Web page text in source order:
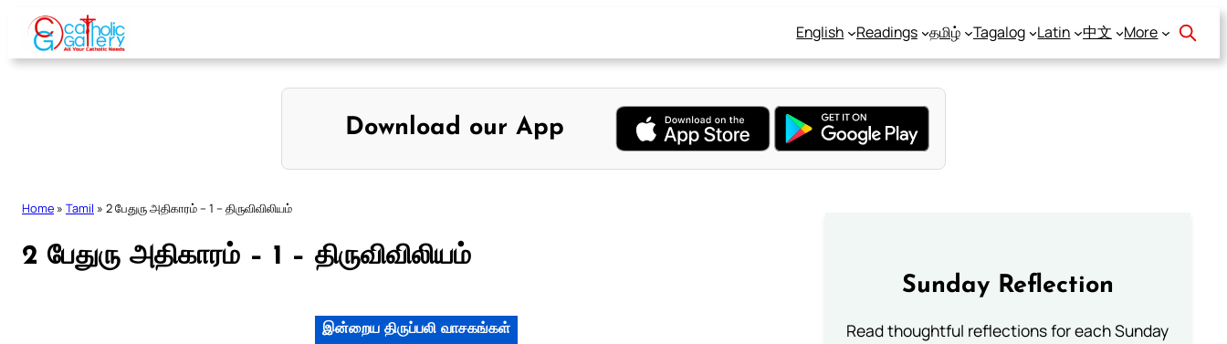
Skip
content
English Readings தமிழ் Tagalog Latin 中文 More
Download our App
Home » Tamil » 2 பேதுரு அதிகாரம் – 1 – திருவிவிலியம்
2 பேதுரு அதிகாரம் – 1 – திருவிவிலியம்
இன்றைய திருப்பலி வாசகங்கள்
Sunday Reflection
Read thoughtful reflections for each Sunday